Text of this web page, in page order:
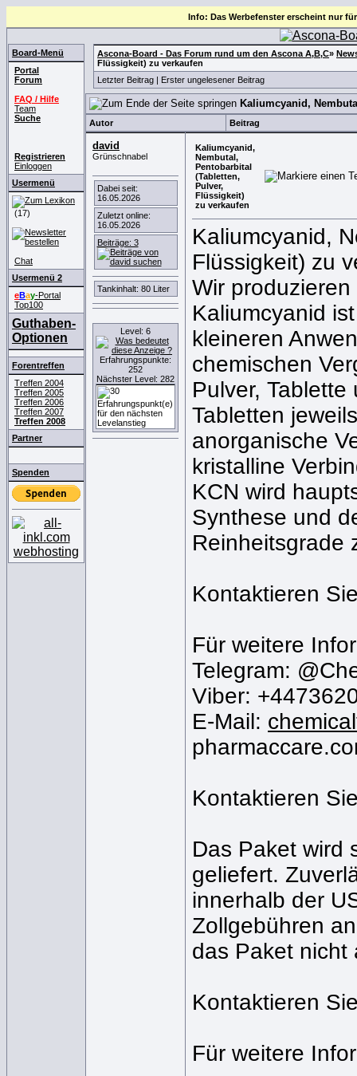
Info: Das Werbefenster erscheint nur
Board-Menü
Portal
Forum
FAQ / Hilfe
Team
Suche
Registrieren
Einloggen
Usermenü
(17)
Chat
Usermenü 2
eBay-Portal
Top100
Guthaben-
Optionen
Forentreffen
Treffen 2004
Treffen 2005
Treffen 2006
Treffen 2007
Treffen 2008
Partner
Spenden
Ascona-Board - Das Forum rund um den Ascona A,B,C»
Flüssigkeit) zu verkaufen
Letzter Beitrag
Erster ungelesener Beitrag
Kaliumcyanid,
Autor Beitrag
david
Grünschnabel
Dabei seit:
16.05.2026
Zuletzt online:
16.05.2026
Beiträge: 3
Tankinhalt: 80 Liter
Level: 6
Erfahrungspunkte:
252
Nächster Level: 282
Kaliumcyanid,
Nembutal,
Pentobarbital
(Tabletten,
Pulver,
Flüssigkeit)
zu verkaufen
Kaliumcyanid,
Flüssigkeit) zu
Wir
Kaliumcyanid
kleineren
chemischen
Pulver,
Tabletten
anorganische
kristalline
KCN wird
Synthese und
Reinheitsgrade
Kontaktieren
Für weitere
Telegram:
Viber:
E-Mail:
Kontaktieren
Das Paket wird
geliefert.
innerhalb der
Zollgebühren
das Paket nicht
Kontaktieren
Für weitere